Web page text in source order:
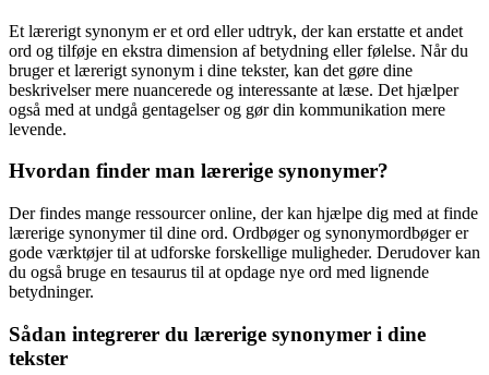
Et lærerigt synonym er et ord eller udtryk, der kan erstatte et andet
ord og tilføje en ekstra dimension af betydning eller følelse. Når du
bruger et lærerigt synonym i dine tekster, kan det gøre dine
beskrivelser mere nuancerede og interessante at læse. Det hjælper
også med at undgå gentagelser og gør din kommunikation mere
levende.
Hvordan finder man lærerige synonymer?
Der findes mange ressourcer online, der kan hjælpe dig med at finde
lærerige synonymer til dine ord. Ordbøger og synonymordbøger er
gode værktøjer til at udforske forskellige muligheder. Derudover kan
du også bruge en tesaurus til at opdage nye ord med lignende
betydninger.
Sådan integrerer du lærerige synonymer i dine
tekster